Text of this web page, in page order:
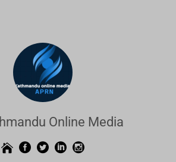
Online Media